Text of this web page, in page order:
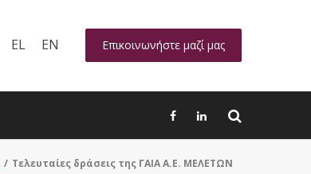
EL EN Επικοινωνήστε μαζί μας
/ Τελευταίες δράσεις της ΓΑΙΑ Α.Ε. ΜΕΛΕΤΩΝ